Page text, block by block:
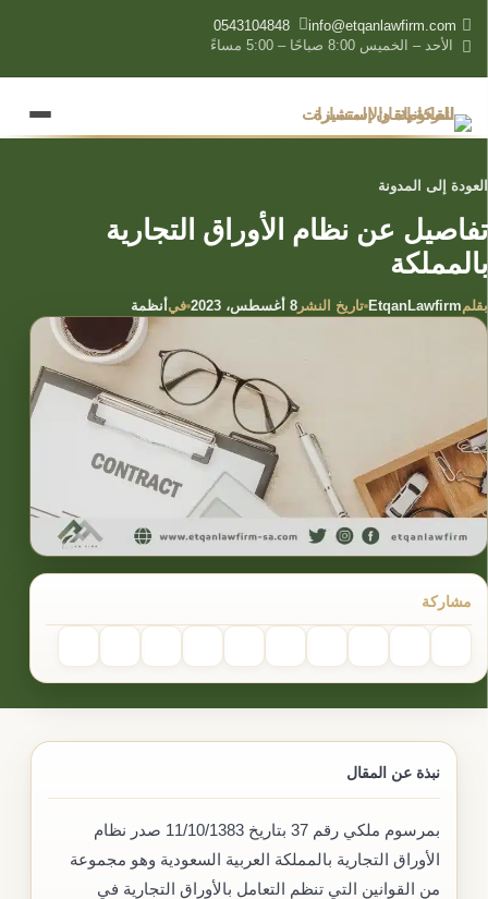
info@etqanlawfirm.com
0543104848
الأحد – الخميس 8:00 صباحًا – 5:00 مساءً
العودة إلى المدونة
تفاصيل عن نظام الأوراق التجارية
بالمملكة
بقلمEtqanLawfirm تاريخ النشر 8 أغسطس، 2023 في أنظمة
مشاركة
نبذة عن المقال
بمرسوم ملكي رقم 37 بتاريخ 11/10/1383 صدر نظام
الأوراق التجارية بالمملكة العربية السعودية وهو مجموعة
من القوانين التي تنظم التعامل بالأوراق التجارية في